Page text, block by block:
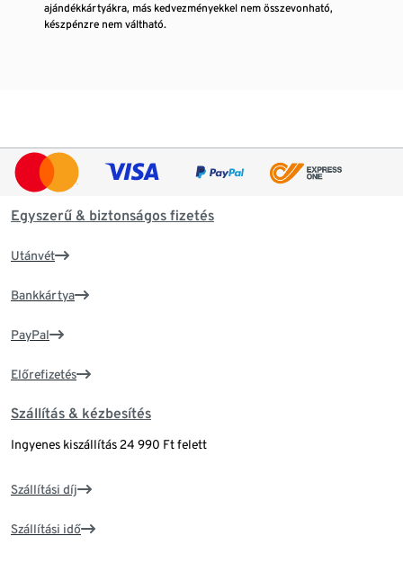
ajándékkártyákra, más kedvezményekkel nem összevonható,
készpénzre nem váltható.
Egyszerű & biztonságos fizetés
Utánvét
Bankkártya
PayPal
Előrefizetés
Szállítás & kézbesítés
Ingyenes kiszállítás 24 990 Ft felett
Szállítási díj
Szállítási idő